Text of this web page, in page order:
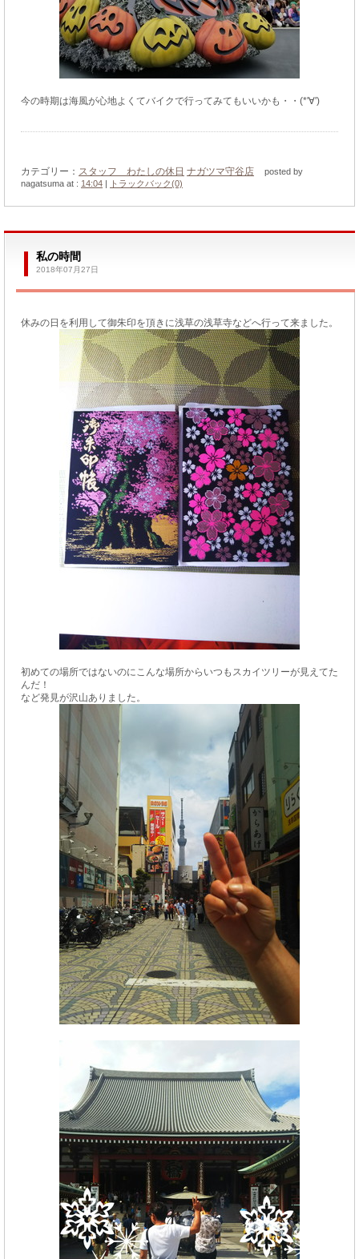
今の時期は海風が心地よくてバイクで行ってみてもいいかも・・(*'∀')
カテゴリー： スタッフ わたしの休日 ナガツマ守谷店
posted by
nagatsuma at : 14:04 | トラックバック(0)
私の時間
2018年07月27日
休みの日を利用して御朱印を頂きに浅草の浅草寺などへ行って来ました。
初めての場所ではないのにこんな場所からいつもスカイツリーが見えてた
んだ！
など発見が沢山ありました。